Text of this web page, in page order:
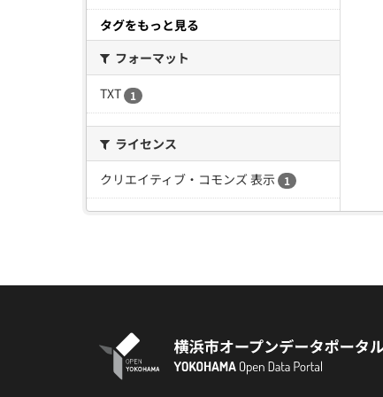
タグをもっと見る
フォーマット
TXT
1
ライセンス
クリエイティブ・コモンズ 表示
1